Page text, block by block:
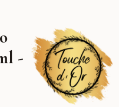
Touche D'Or
-